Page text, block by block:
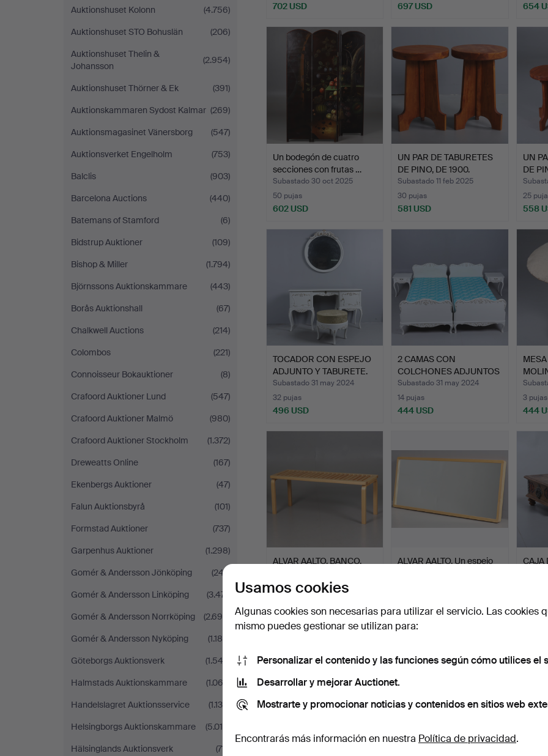
Auktionshuset Kolonn
(4.756)
Auktionshuset STO Bohuslän
(206)
Auktionshuset Thelin &
Johansson
(2.954)
Auktionshuset Thörner & Ek
(391)
Auktionskammaren Sydost Kalmar (269)
Auktionsmagasinet Vänersborg
(547)
Auktionsverket Engelholm
(753)
Balclis
(903)
Barcelona Auctions
(440)
Batemans of Stamford
(6)
Bidstrup Auktioner
(109)
Bishop & Miller
(1.794)
Björnssons Auktionskammare
(443)
Borås Auktionshall
(67)
Chalkwell Auctions
(214)
Colombos
(221)
Connoisseur Bokauktioner
(8)
Crafoord Auktioner Lund
(547)
Crafoord Auktioner Malmö
(980)
Crafoord Auktioner Stockholm
(1.372)
Dreweatts Online
(167)
Ekenbergs Auktioner
(47)
Falun Auktionsbyrå
(101)
Formstad Auktioner
(737)
Garpenhus Auktioner
(1.298)
Gomér & Andersson Jönköping
(247)
Gomér & Andersson Linköping
(3.471)
Gomér & Andersson Norrköping
(2.699)
Gomér & Andersson Nyköping
(1.180)
Göteborgs Auktionsverk
(1.542)
Halmstads Auktionskammare
(1.063)
Handelslagret Auktionsservice
(1.139)
Helsingborgs Auktionskammare
(5.016)
Hälsinglands Auktionsverk
(711)
702 USD 697 USD
654
Un bodegón de cuatro
secciones con frutas …
Subastado 30 oct 2025
50 pujas
602 USD
UN PAR DE TABURETES
DE PINO, DE 1900.
Subastado 11 feb 2025
30 pujas
581 USD
UN
DE
25
558
TOCADOR CON ESPEJO
ADJUNTO Y TABURETE.
Est…
Subastado 31 may 2024
32 pujas
496 USD
2 CAMAS CON
COLCHONES ADJUNTOS
Y MESITA DE…
Subastado 31 may 2024
14 pujas
444 USD
CON
3 pujas
444
ALVAR AALTO. BANCO,
Subastado 5 feb 2026
391 USD
ALVAR AALTO. Un espejo
380 USD
CAJA
370
Usamos cookies
Algunas cookies son necesarias para utilizar el servicio. Las cookies
mismo puedes gestionar se utilizan para:
Personalizar el contenido y las funciones según cómo utilices el
Desarrollar y mejorar Auctionet.
Mostrarte y promocionar noticias y contenidos en sitios web
Encontrarás más información en nuestra Política de privacidad.